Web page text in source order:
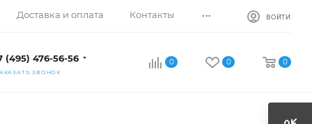
Доставка и оплата Контакты ... ВОЙТИ
(495) 476-56-56
ЗВОНОК
0 0 0